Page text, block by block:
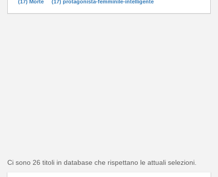
(17) Morte
(17) protagonista-femminile-intelligente
Ci sono 26 titoli in database che rispettano le attuali selezioni.